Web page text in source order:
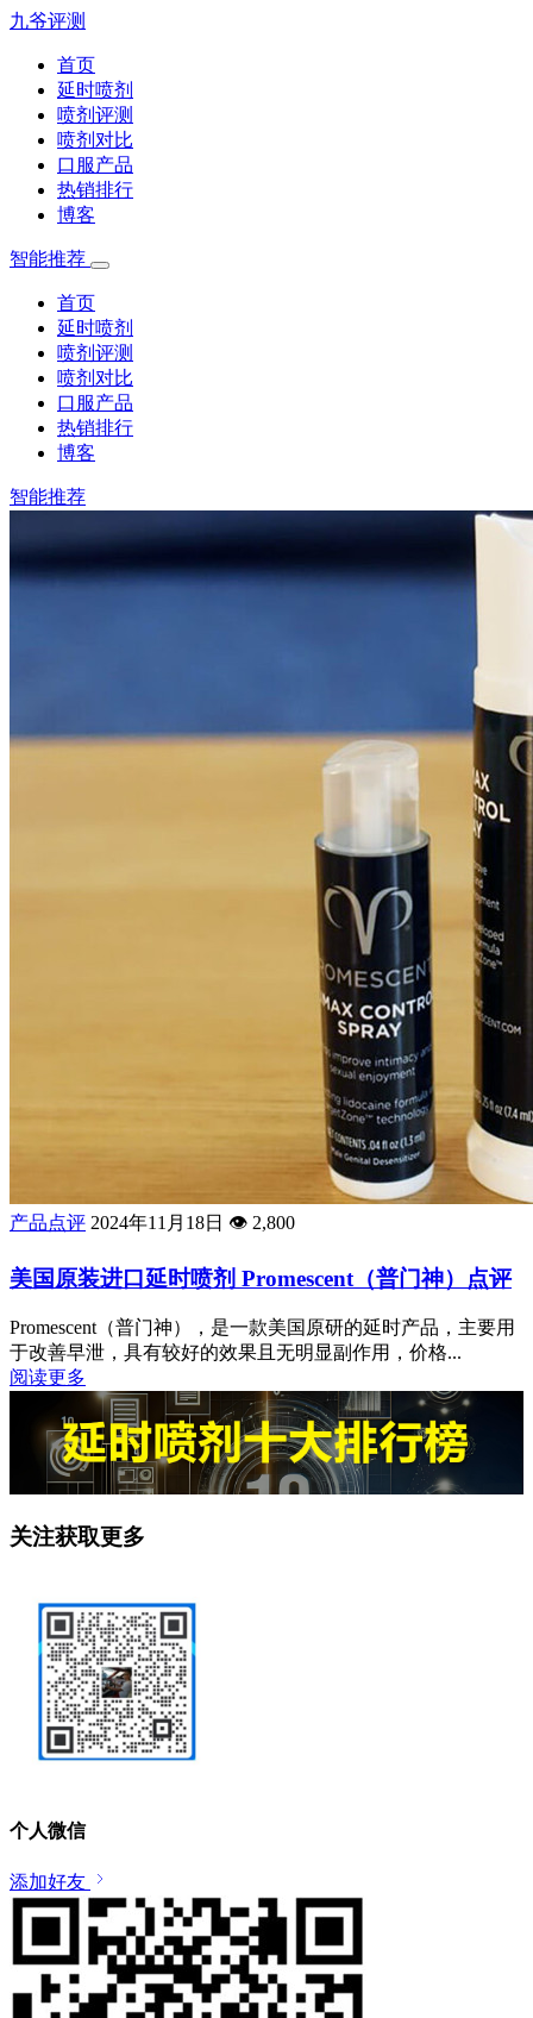
九爷评测
首页
延时喷剂
喷剂评测
喷剂对比
口服产品
热销排行
博客
智能推荐
首页
延时喷剂
喷剂评测
喷剂对比
口服产品
热销排行
博客
智能推荐
产品点评 2024年11月18日 👁️ 2,800
美国原装进口延时喷剂 Promescent（普门神）点评
Promescent（普门神），是一款美国原研的延时产品，主要用
于改善早泄，具有较好的效果且无明显副作用，价格...
阅读更多
关注获取更多
个人微信
添加好友